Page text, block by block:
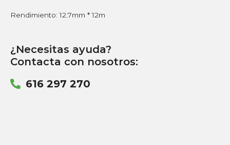
Rendimiento: 12.7mm * 12m
¿Necesitas ayuda?
Contacta con nosotros:
616 297 270